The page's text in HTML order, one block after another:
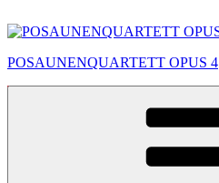
Inhalt
POSAUNENQUARTETT OPUS 4